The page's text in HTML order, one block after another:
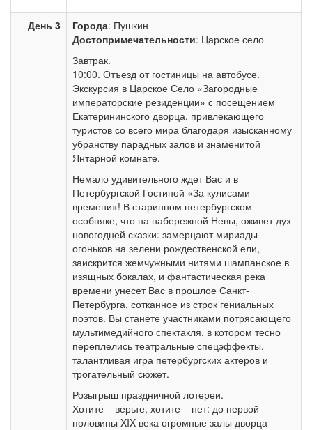
День 3 Города: Пушкин
Достопримечательности: Царское село
Завтрак.
10:00. Отъезд от гостиницы на автобусе.
Экскурсия в Царское Село «Загородные
императорские резиденции» с посещением
Екатерининского дворца, привлекающего
туристов со всего мира благодаря изысканному
убранству парадных залов и знаменитой
Янтарной комнате.
Немало удивительного ждет Вас и в
Петербургской Гостиной «За кулисами
времени»! В старинном петербургском
особняке, что на набережной Невы, оживет дух
новогодней сказки: замерцают мириады
огоньков на зелени рождественской ели,
заискрится жемчужными нитями шампанское в
изящных бокалах, и фантастическая река
времени унесет Вас в прошлое Санкт-
Петербурга, сотканное из строк гениальных
поэтов. Вы станете участниками потрясающего
мультимедийного спектакля, в котором тесно
переплелись театральные спецэффекты,
талантливая игра петербургских актеров и
трогательный сюжет.
Розыгрыш праздничной лотереи.
Хотите – верьте, хотите – нет: до первой
половины XIX века огромные залы дворца